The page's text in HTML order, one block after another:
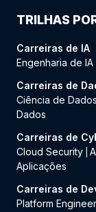
TRILHAS
Carreiras de IA
Engenharia de IA
Carreiras de
Ciência de Dados
Dados
Carreiras de
Cloud Security
Aplicações
Carreiras de
Platform